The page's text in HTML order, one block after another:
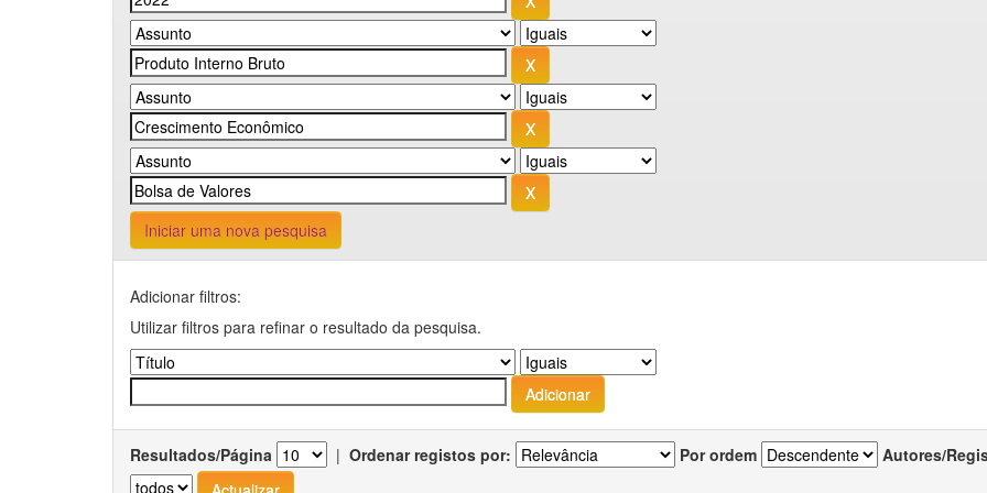
Iniciar uma nova pesquisa
Adicionar filtros:
Utilizar filtros para refinar o resultado da pesquisa.
Resultados/Página | Ordenar registos por: Por ordem Autores/